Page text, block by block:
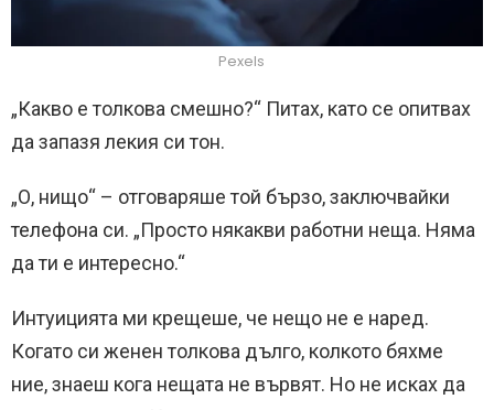
Pexels
„Какво е толкова смешно?“ Питах, като се опитвах
да запазя лекия си тон.
„О, нищо“ – отговаряше той бързо, заключвайки
телефона си. „Просто някакви работни неща. Няма
да ти е интересно.“
Интуицията ми крещеше, че нещо не е наред.
Когато си женен толкова дълго, колкото бяхме
ние, знаеш кога нещата не вървят. Но не исках да